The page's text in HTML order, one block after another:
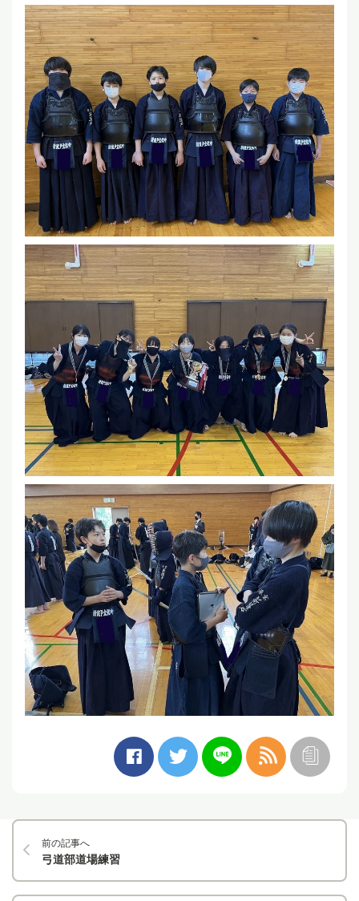
前の記事へ
弓道部道場練習